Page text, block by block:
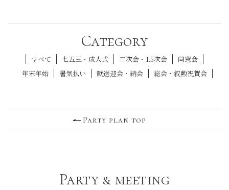
Category
すべて 七五三・成人式 二次会・1.5次会
同窓会
年末年始
暑気払い 歓送迎会・納会 総会・叙勲祝賀会
Party plan top
Party & meeting